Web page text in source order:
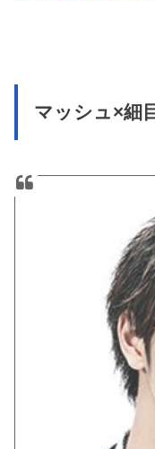
マッシュ×細